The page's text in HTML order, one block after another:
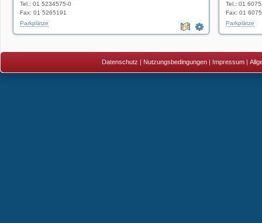
Tel.: 01 5234575-0
Fax: 01 5265191
Parkplätze
Tel.: 01
Fax: 01
Parkplätze
Datenschutz | Nutzungsbedingungen | Impressum |